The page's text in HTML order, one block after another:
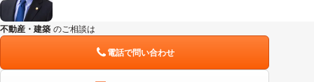
不動産・建築 のご相談は
電話で問い合わせ